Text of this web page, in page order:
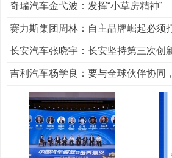
奇瑞汽车金弋波：发挥“小草房精神”
赛力斯集团周林：自主品牌崛起必须
长安汽车张晓宇：长安坚持第三次创
吉利汽车杨学良：要与全球伙伴协同，